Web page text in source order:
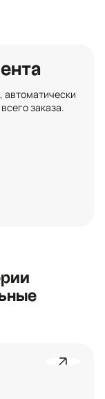
автоматически
заказа.